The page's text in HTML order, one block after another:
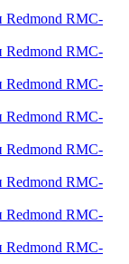
Redmond RMC-
Redmond RMC-
Redmond RMC-
Redmond RMC-
Redmond RMC-
Redmond RMC-
Redmond RMC-
Redmond RMC-